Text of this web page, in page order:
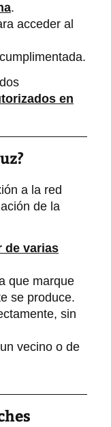
.
acceder al
en
a la red
de la
de varias
que marque
se produce.
sin
vecino o de